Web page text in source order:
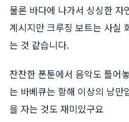
물론 바다에 나가서 싱싱한 자
계시지만 크루징 보트는 사실
는 것 같습니다.
잔잔한 폰툰에서 음악도 틀어
는 바베큐는 항해 이상의 낭만
을 자는 것도 재미있구요